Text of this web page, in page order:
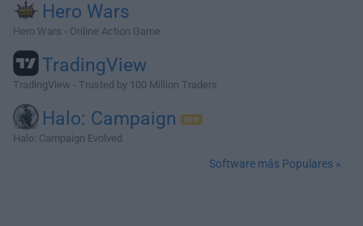
Hero Wars
Hero Wars - Online Action Game
TradingView
TradingView - Trusted by 100 Million Traders
Halo: Campaign
Halo: Campaign Evolved
Software más Populares »